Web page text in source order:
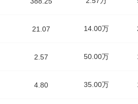
21.07 14.00万
2.57 50.00万
4.80 35.00万